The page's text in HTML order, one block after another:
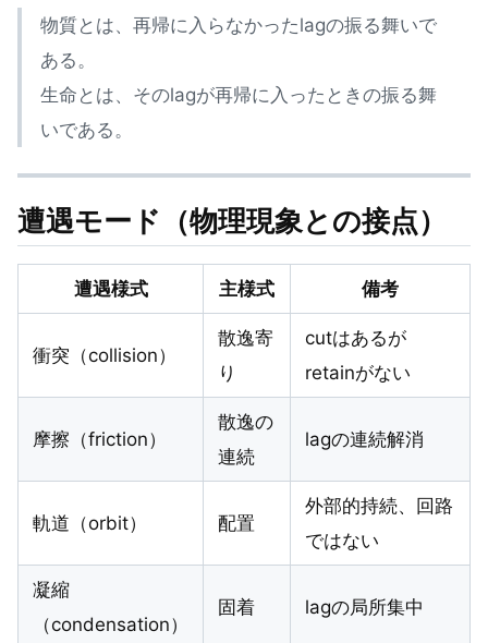
物質とは、再帰に入らなかったlagの振る舞いで
ある。
生命とは、そのlagが再帰に入ったときの振る舞
いである。
遭遇モード（物理現象との接点）
遭遇様式 主様式 備考
衝突（collision）
散逸寄
り
cutはあるが
retainがない
摩擦（friction）
散逸の
連続
lagの連続解消
軌道（orbit） 配置
外部的持続、回路
ではない
凝縮
（condensation）
固着 lagの局所集中